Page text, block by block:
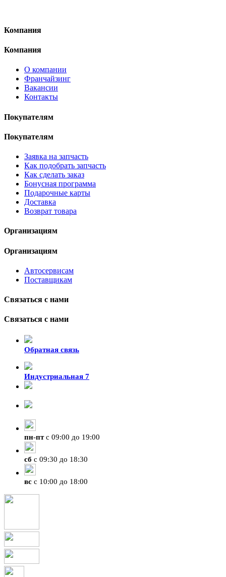
Компания
Компания
О компании
Франчайзинг
Вакансии
Контакты
Покупателям
Покупателям
Заявка на запчасть
Как подобрать запчасть
Как сделать заказ
Бонусная программа
Подарочные карты
Доставка
Возврат товара
Организациям
Организациям
Автосервисам
Поставщикам
Связаться с нами
Связаться с нами
Обратная связь
Индустриальная 7
пн-птс 09:00 до 19:00
сб с 09:30 до 18:30
вс с 10:00 до 18:00